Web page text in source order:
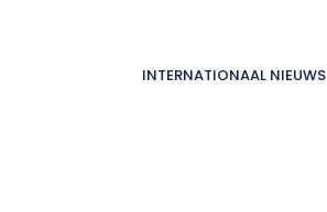
INTERNATIONAAL NIEUWS